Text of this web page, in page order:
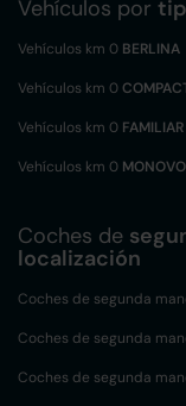
Vehículos por
Vehículos km 0 BERLINA
Vehículos km 0
Vehículos km 0 FAMILIAR
Vehículos km 0
Coches de
localización
Coches de segunda
Coches de segunda
Coches de segunda